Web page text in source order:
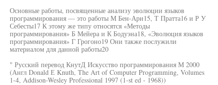
Основные работы, посвященные анализу эволюции языков
программирования — это работы М Бен-Ари15, Т Пратта16 и Р У
Себесты17 К этому же типу относятся «Методы
программирования» Б Мейера и К Бодуэна18, «Эволюция языков
программирования» Г Грогоно19 Они также послужили
материалом для данной работы20
" Русский перевод КнутД Искусство программирования М 2000
(Англ Donald Е Knuth, The Art of Computer Programming, Volumes
1-4, Addison-Wesley Professional 1997 (1-st ed - 1968))